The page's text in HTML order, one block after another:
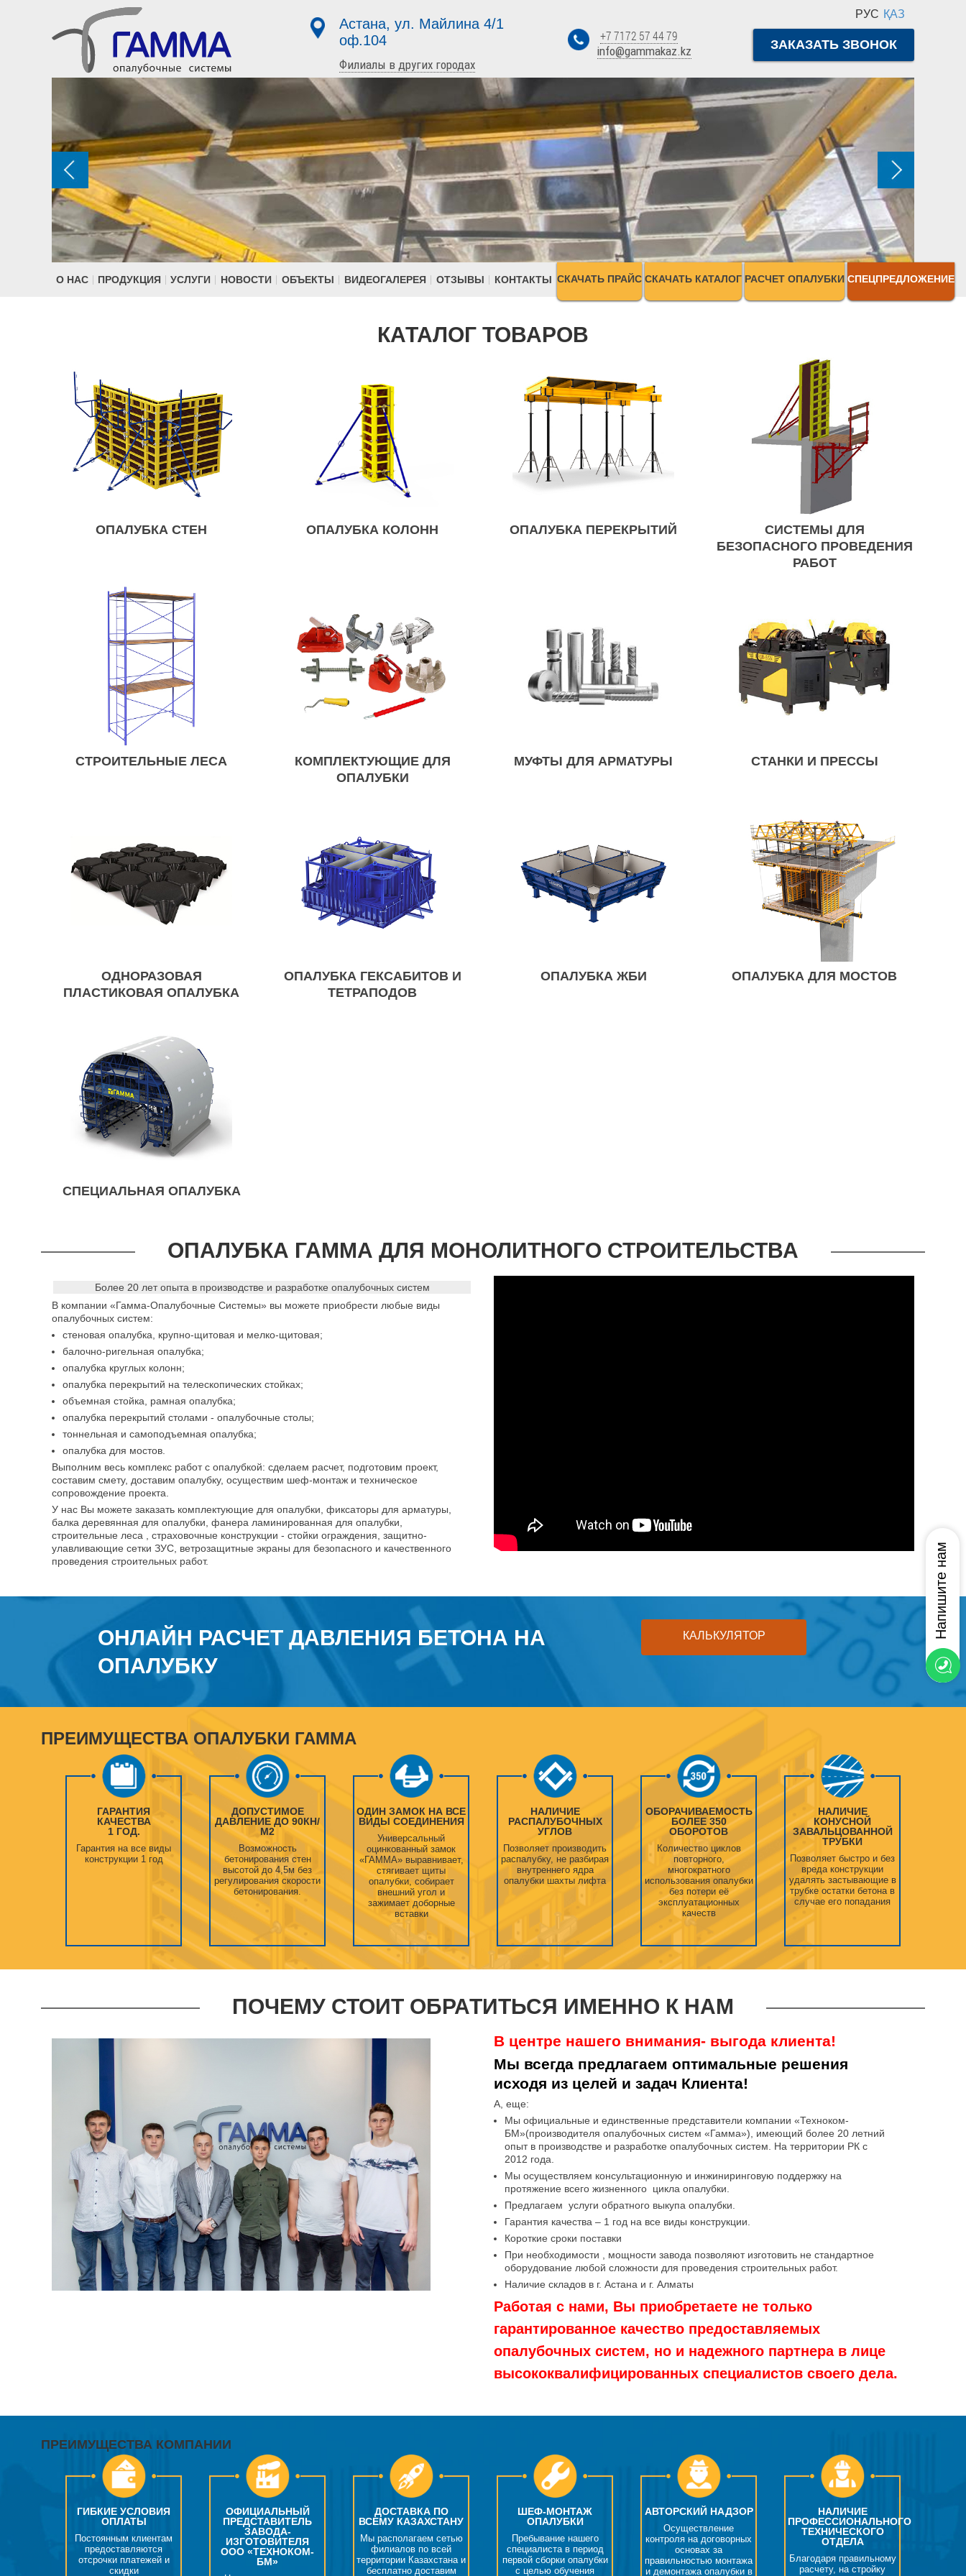
Астана, ул. Майлина 4/1
оф.104
Филиалы в других городах
РУС ҚАЗ
ЗАКАЗАТЬ ЗВОНОК
+7 7172 57 44 79
info@gammakaz.kz
О НАС ПРОДУКЦИЯ УСЛУГИ НОВОСТИ ОБЪЕКТЫ ВИДЕОГАЛЕРЕЯ ОТЗЫВЫ КОНТАКТЫ СКАЧАТЬ ПРАЙС СКАЧАТЬ КАТАЛОГ РАСЧЕТ ОПАЛУБКИ СПЕЦПРЕДЛОЖЕНИЕ
КАТАЛОГ ТОВАРОВ
ОПАЛУБКА СТЕН ОПАЛУБКА КОЛОНН ОПАЛУБКА ПЕРЕКРЫТИЙ
СИСТЕМЫ ДЛЯ
БЕЗОПАСНОГО ПРОВЕДЕНИЯ
РАБОТ
СТРОИТЕЛЬНЫЕ ЛЕСА
КОМПЛЕКТУЮЩИЕ ДЛЯ
ОПАЛУБКИ
МУФТЫ ДЛЯ АРМАТУРЫ СТАНКИ И ПРЕССЫ
ОДНОРАЗОВАЯ
ПЛАСТИКОВАЯ ОПАЛУБКА
ОПАЛУБКА ГЕКСАБИТОВ И
ТЕТРАПОДОВ
ОПАЛУБКА ЖБИ ОПАЛУБКА ДЛЯ МОСТОВ
СПЕЦИАЛЬНАЯ ОПАЛУБКА
ОПАЛУБКА ГАММА ДЛЯ МОНОЛИТНОГО СТРОИТЕЛЬСТВА
Более 20 лет опыта в производстве и разработке опалубочных систем
В компании «Гамма-Опалубочные Системы» вы можете приобрести любые виды
опалубочных систем:
стеновая опалубка, крупно-щитовая и мелко-щитовая;
балочно-ригельная опалубка;
опалубка круглых колонн;
опалубка перекрытий на телескопических стойках;
объемная стойка, рамная опалубка;
опалубка перекрытий столами - опалубочные столы;
тоннельная и самоподъемная опалубка;
опалубка для мостов.
Выполним весь комплекс работ с опалубкой: сделаем расчет, подготовим проект,
составим смету, доставим опалубку, осуществим шеф-монтаж и техническое
сопровождение проекта.
У нас Вы можете заказать комплектующие для опалубки, фиксаторы для арматуры,
балка деревянная для опалубки, фанера ламинированная для опалубки,
строительные леса , страховочные конструкции - стойки ограждения, защитно-
улавливающие сетки ЗУС, ветрозащитные экраны для безопасного и качественного
проведения строительных работ.
ОНЛАЙН РАСЧЕТ ДАВЛЕНИЯ БЕТОНА НА
ОПАЛУБКУ
КАЛЬКУЛЯТОР
ПРЕИМУЩЕСТВА ОПАЛУБКИ ГАММА
ГАРАНТИЯ
КАЧЕСТВА
1 ГОД.
Гарантия на все виды
конструкции 1 год
ДОПУСТИМОЕ
ДАВЛЕНИЕ ДО 90КН/
М2
Возможность
бетонирования стен
высотой до 4,5м без
регулирования скорости
бетонирования.
ОДИН ЗАМОК НА ВСЕ
ВИДЫ СОЕДИНЕНИЯ
Универсальный
оцинкованный замок
«ГАММА» выравнивает,
стягивает щиты
опалубки, собирает
внешний угол и
зажимает доборные
вставки
НАЛИЧИЕ
РАСПАЛУБОЧНЫХ
УГЛОВ
Позволяет производить
распалубку, не разбирая
внутреннего ядра
опалубки шахты лифта
ОБОРАЧИВАЕМОСТЬ
БОЛЕЕ 350
ОБОРОТОВ
Количество циклов
повторного,
многократного
использования опалубки
без потери её
эксплуатационных
качеств
НАЛИЧИЕ
КОНУСНОЙ
ЗАВАЛЬЦОВАННОЙ
ТРУБКИ
Позволяет быстро и без
вреда конструкции
удалять застывающие в
трубке остатки бетона в
случае его попадания
ПОЧЕМУ СТОИТ ОБРАТИТЬСЯ ИМЕННО К НАМ
В центре нашего внимания- выгода клиента!
Мы всегда предлагаем оптимальные решения
исходя из целей и задач Клиента!
А, еще:
Мы официальные и единственные представители компании «Техноком-
БМ»(производителя опалубочных систем «Гамма»), имеющий более 20 летний
опыт в производстве и разработке опалубочных систем. На территории РК с
2012 года.
Мы осуществляем консультационную и инжиниринговую поддержку на
протяжение всего жизненного цикла опалубки.
Предлагаем услуги обратного выкупа опалубки.
Гарантия качества – 1 год на все виды конструкции.
Короткие сроки поставки
При необходимости , мощности завода позволяют изготовить не стандартное
оборудование любой сложности для проведения строительных работ.
Наличие складов в г. Астана и г. Алматы
Работая с нами, Вы приобретаете не только
гарантированное качество предоставляемых
опалубочных систем, но и надежного партнера в лице
высококвалифицированных специалистов своего дела.
ПРЕИМУЩЕСТВА КОМПАНИИ
ГИБКИЕ УСЛОВИЯ
ОПЛАТЫ
Постоянным клиентам
предоставляются
отсрочки платежей и
скидки
ОФИЦИАЛЬНЫЙ
ПРЕДСТАВИТЕЛЬ
ЗАВОДА-
ИЗГОТОВИТЕЛЯ
ООО «ТЕХНОКОМ-
БМ»
ДОСТАВКА ПО
ВСЕМУ КАЗАХСТАНУ
Мы располагаем сетью
филиалов по всей
территории Казахстана и
бесплатно доставим
ШЕФ-МОНТАЖ
ОПАЛУБКИ
Пребывание нашего
специалиста в период
первой сборки опалубки
с целью обучения
АВТОРСКИЙ НАДЗОР
Осуществление
контроля на договорных
основах за
правильностью монтажа
и демонтажа опалубки в
НАЛИЧИЕ
ПРОФЕССИОНАЛЬНОГО
ТЕХНИЧЕСКОГО
ОТДЕЛА
Благодаря правильному
расчету, на стройку